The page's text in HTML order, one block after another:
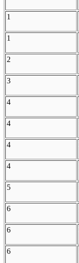
1
1
2
3
4
4
4
4
5
6
6
6